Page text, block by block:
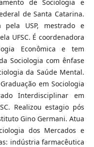
de Sociologia e
de Santa Catarina.
pela USP, mestrado e
UFSC. É coordenadora
Econômica e tem
Sociologia com ênfase
da Saúde Mental.
em Sociologia
Interdisciplinar em
Realizou estagio pós
Gino Germani. Atua
dos Mercados e
indústria farmacêutica